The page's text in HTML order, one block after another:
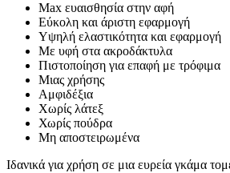
Max ευαισθησία στην αφή
Εύκολη και άριστη εφαρμογή
Υψηλή ελαστικότητα και εφαρμογή
Με υφή στα ακροδάκτυλα
Πιστοποίηση για επαφή με τρόφιμα
Μιας χρήσης
Αμφιδέξια
Xωρίς λάτεξ
Χωρίς πούδρα
Μη αποστειρωμένα
Ιδανικά για χρήση σε μια ευρεία γκάμα